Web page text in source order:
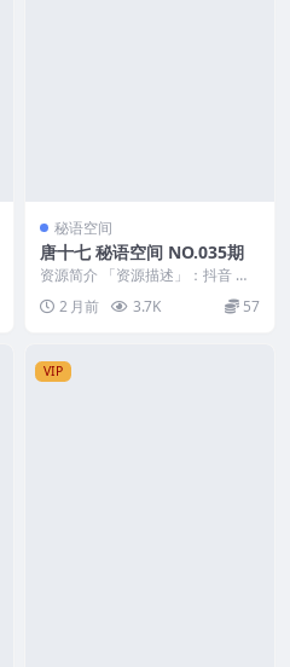
秘语空间
唐十七 秘语空间 NO.035期
资源简介 「资源描述」：抖音 唐
十七 秘语空间 NO.035期 【26P】
「资...2 月前 3.7K 57
VIP